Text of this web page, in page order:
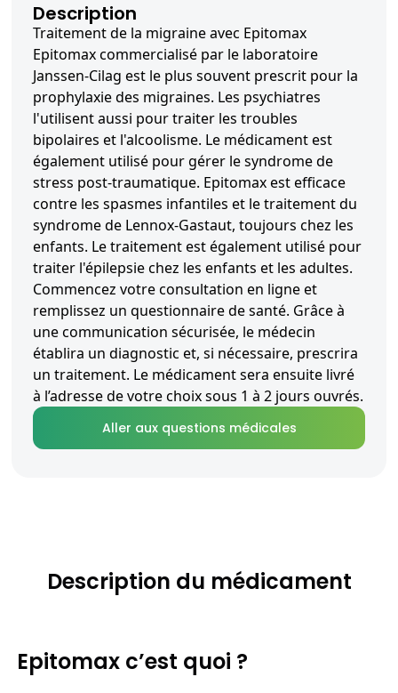
Description
Traitement de la migraine avec Epitomax
Epitomax commercialisé par le laboratoire
Janssen-Cilag est le plus souvent prescrit pour la
prophylaxie des migraines. Les psychiatres
l'utilisent aussi pour traiter les troubles
bipolaires et l'alcoolisme. Le médicament est
également utilisé pour gérer le syndrome de
stress post-traumatique. Epitomax est efficace
contre les spasmes infantiles et le traitement du
syndrome de Lennox-Gastaut, toujours chez les
enfants. Le traitement est également utilisé pour
traiter l'épilepsie chez les enfants et les adultes.
Commencez votre consultation en ligne et
remplissez un questionnaire de santé. Grâce à
une communication sécurisée, le médecin
établira un diagnostic et, si nécessaire, prescrira
un traitement. Le médicament sera ensuite livré
à l’adresse de votre choix sous 1 à 2 jours ouvrés.
Aller aux questions médicales
Description du médicament
Epitomax c’est quoi ?